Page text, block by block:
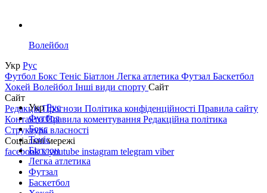
Волейбол
Укр Рус
Футбол Бокс Теніс Біатлон Легка атлетика Футзал Баскетбол
Хокей Волейбол Інші види спорту Сайт
Сайт
РедакціяПрогнози Політика конфіденційності Правила сайту
КонтактиПравила коментування Редакційна політика
Структура власності
Соціальні мережі
facebookxyoutube instagram telegram viber
УкрРус
Футбол
Бокс
Теніс
Біатлон
Легка атлетика
Футзал
Баскетбол